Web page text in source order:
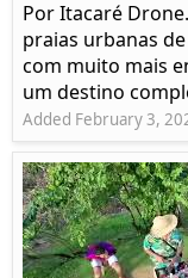
Por Itacaré
praias urbanas
com muito mais
um destino
Added February 3,